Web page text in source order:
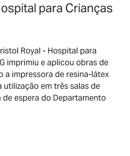
para Crianças
Royal - Hospital para
imprimiu e aplicou obras de
a impressora de resina-látex
utilização em três salas de
espera do Departamento